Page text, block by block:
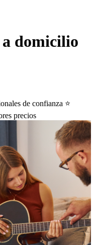
domicilio
de confianza ⭐️
precios